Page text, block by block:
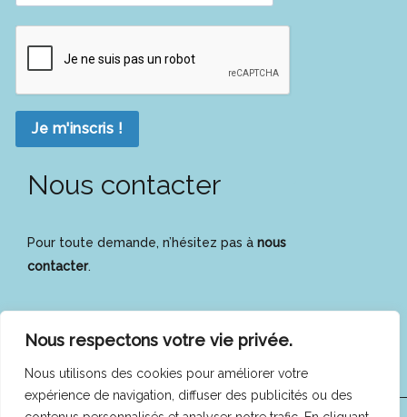
Nous respectons votre vie privée.
Nous utilisons des cookies pour améliorer votre
expérience de navigation, diffuser des publicités ou des
Je m'inscris !
Nous contacter
Pour toute demande, n’hésitez pas à nous
contacter.